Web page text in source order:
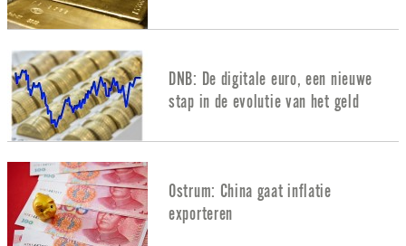
DNB: De digitale euro, een nieuwe
stap in de evolutie van het geld
Ostrum: China gaat inflatie
exporteren